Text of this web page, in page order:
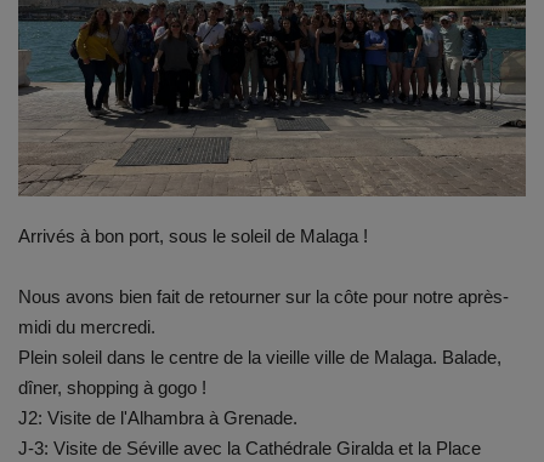
Emplois
Notre offre d'enseignement (2026)
Stages
Association des Parents
Offre d'enseignement & inscriptions
Ancien-ne-s du CES Saint-Vincent
Activation email
Arrivés à bon port, sous le soleil de Malaga !
Nous avons bien fait de retourner sur la côte pour notre après-
midi du mercredi.
Plein soleil dans le centre de la vieille ville de Malaga. Balade,
dîner, shopping à gogo !
J2: Visite de l'Alhambra à Grenade.
J-3: Visite de Séville avec la Cathédrale Giralda et la Place